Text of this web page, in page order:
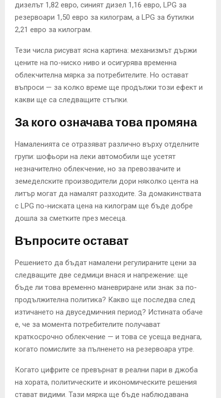
дизелът 1,82 евро, синият дизел 1,16 евро, LPG за
резервоари 1,50 евро за килограм, а LPG за бутилки
2,21 евро за килограм.
Тези числа рисуват ясна картина: механизмът държи
цените на по-ниско ниво и осигурява временна
облекчителна мярка за потребителите. Но остават
въпроси — за колко време ще продължи този ефект и
какви ще са следващите стъпки.
За кого означава това промяна
Намаленията се отразяват различно върху отделните
групи: шофьори на леки автомобили ще усетят
незначително облекчение, но за превозвачите и
земеделските производители дори няколко цента на
литър могат да намалят разходите. За домакинствата
с LPG по-ниската цена на килограм ще бъде добре
дошла за сметките през месеца.
Въпросите остават
Решението да бъдат намалени регулираните цени за
следващите две седмици внася и напрежение: ще
бъде ли това временно маневриране или знак за по-
продължителна политика? Какво ще последва след
изтичането на двуседмичния период? Истината обаче
е, че за момента потребителите получават
краткосрочно облекчение — и това се усеща веднага,
когато помислите за пълненето на резервоара утре.
Когато цифрите се превърнат в реални пари в джоба
на хората, политическите и икономическите решения
стават видими. Тази мярка ще бъде наблюдавана